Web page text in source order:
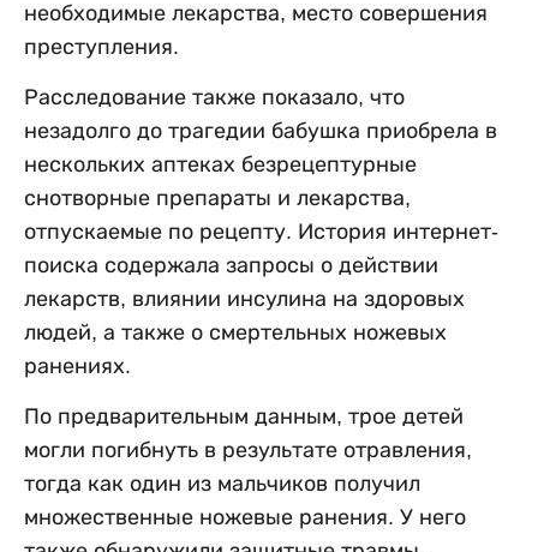
необходимые лекарства, место совершения
преступления.
Расследование также показало, что
незадолго до трагедии бабушка приобрела в
нескольких аптеках безрецептурные
снотворные препараты и лекарства,
отпускаемые по рецепту. История интернет-
поиска содержала запросы о действии
лекарств, влиянии инсулина на здоровых
людей, а также о смертельных ножевых
ранениях.
По предварительным данным, трое детей
могли погибнуть в результате отравления,
тогда как один из мальчиков получил
множественные ножевые ранения. У него